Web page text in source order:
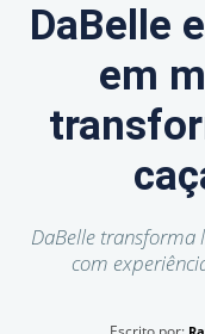
DaBelle
em
DaBelle transforma
com